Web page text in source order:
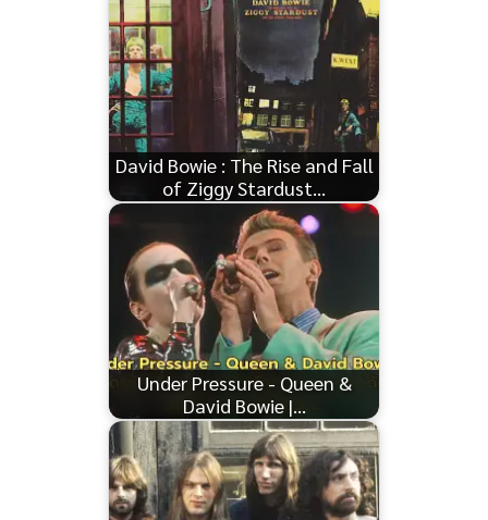
David Bowie : The Rise and Fall
of Ziggy Stardust…
Under Pressure - Queen &
David Bowie |…